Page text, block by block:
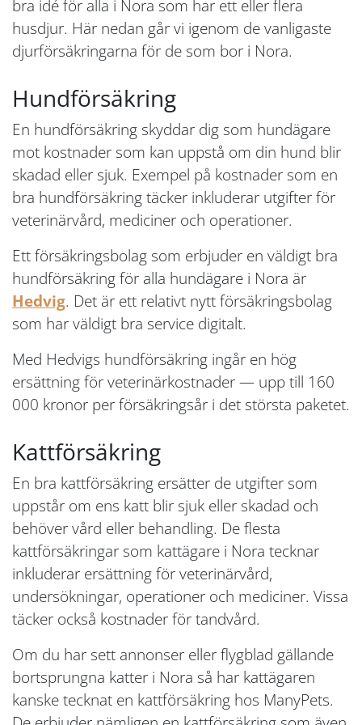
bra idé för alla i Nora som har ett eller flera
husdjur. Här nedan går vi igenom de vanligaste
djurförsäkringarna för de som bor i Nora.
Hundförsäkring
En hundförsäkring skyddar dig som hundägare
mot kostnader som kan uppstå om din hund blir
skadad eller sjuk. Exempel på kostnader som en
bra hundförsäkring täcker inkluderar utgifter för
veterinärvård, mediciner och operationer.
Ett försäkringsbolag som erbjuder en väldigt bra
hundförsäkring för alla hundägare i Nora är
Hedvig. Det är ett relativt nytt försäkringsbolag
som har väldigt bra service digitalt.
Med Hedvigs hundförsäkring ingår en hög
ersättning för veterinärkostnader — upp till 160
000 kronor per försäkringsår i det största paketet.
Kattförsäkring
En bra kattförsäkring ersätter de utgifter som
uppstår om ens katt blir sjuk eller skadad och
behöver vård eller behandling. De flesta
kattförsäkringar som kattägare i Nora tecknar
inkluderar ersättning för veterinärvård,
undersökningar, operationer och mediciner. Vissa
täcker också kostnader för tandvård.
Om du har sett annonser eller flygblad gällande
bortsprungna katter i Nora så har kattägaren
kanske tecknat en kattförsäkring hos ManyPets.